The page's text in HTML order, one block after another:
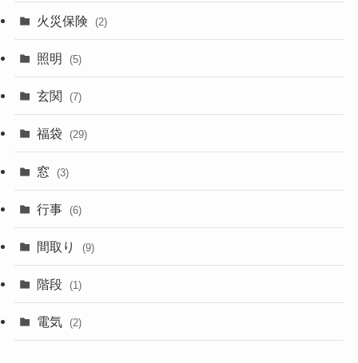
火災保険 (2)
照明 (5)
玄関 (7)
福袋 (29)
窓 (3)
行事 (6)
間取り (9)
階段 (1)
電気 (2)